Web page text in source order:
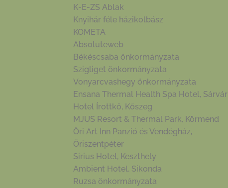
K-E-ZS Ablak
Knyihár féle házikolbász
KOMETA
Absoluteweb
Békéscsaba önkormányzata
Szigliget önkormányzata
Vonyarcvashegy önkormányzata
Ensana Thermal Health Spa Hotel, Sárvár
Hotel Írottkő, Kőszeg
MJUS Resort & Thermal Park, Körmend
Őri Art Inn Panzió és Vendégház,
Őriszentpéter
Sirius Hotel, Keszthely
Ambient Hotel, Sikonda
Ruzsa önkormányzata